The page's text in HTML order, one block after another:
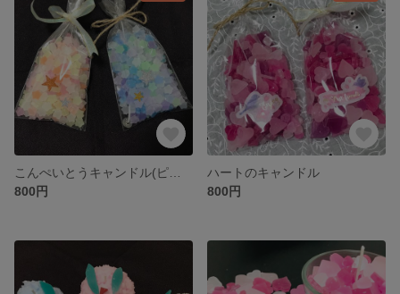
800円
ハートのキャンドル
800円